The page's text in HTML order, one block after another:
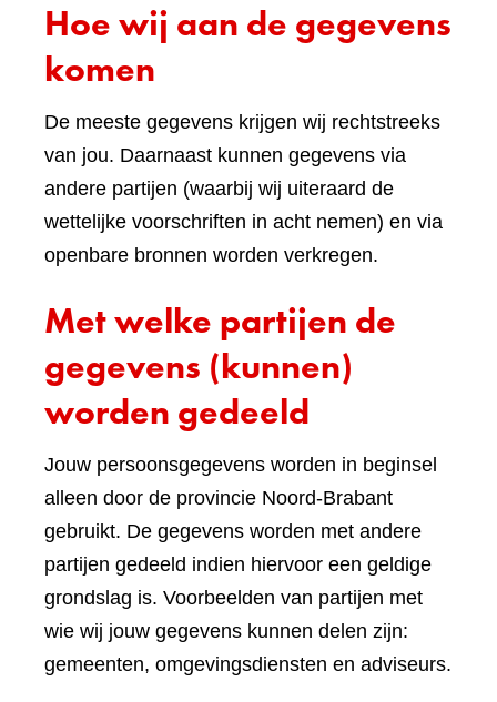
Hoe wij aan de gegevens
komen
De meeste gegevens krijgen wij rechtstreeks
van jou. Daarnaast kunnen gegevens via
andere partijen (waarbij wij uiteraard de
wettelijke voorschriften in acht nemen) en via
openbare bronnen worden verkregen.
Met welke partijen de
gegevens (kunnen)
worden gedeeld
Jouw persoonsgegevens worden in beginsel
alleen door de provincie Noord-Brabant
gebruikt. De gegevens worden met andere
partijen gedeeld indien hiervoor een geldige
grondslag is. Voorbeelden van partijen met
wie wij jouw gegevens kunnen delen zijn:
gemeenten, omgevingsdiensten en adviseurs.